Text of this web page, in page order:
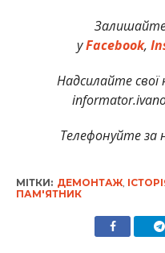
уFacebook,
Надсилайте
Телефонуйте за
МІТКИ: ДЕМОНТАЖ,
ПАМ'ЯТНИК